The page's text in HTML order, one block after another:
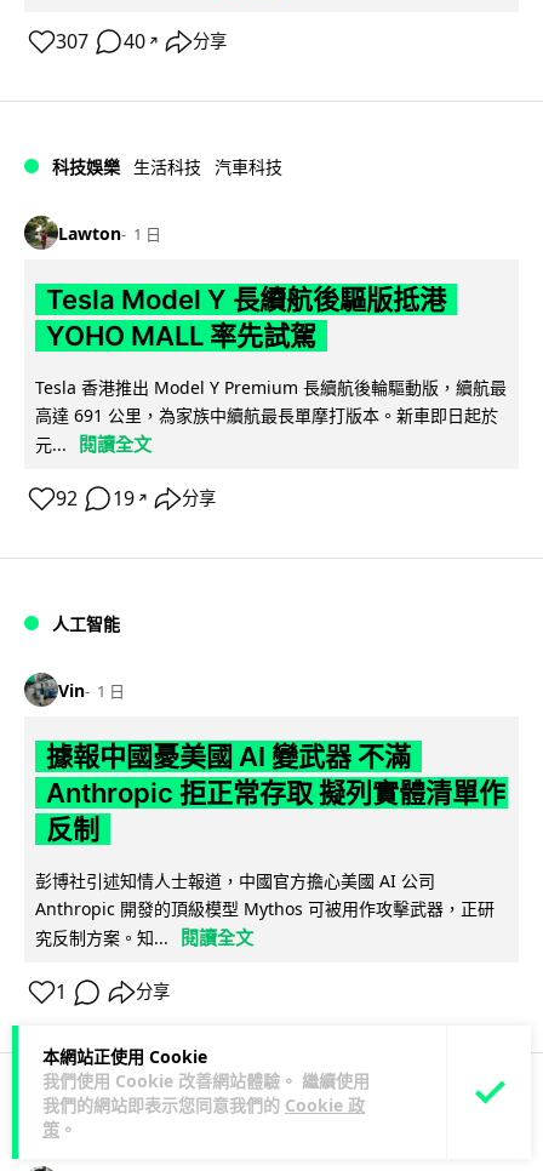
本網站正使用 Cookie
我們使用 Cookie 改善網站體驗。 繼續使用
我們的網站即表示您同意我們的 Cookie 政
策 。
307 40 ↗ 分享
科技娛樂 生活科技 汽車科技
Lawton 1 日
Tesla Model Y 長續航後驅版抵港
YOHO MALL 率先試駕
Tesla 香港推出 Model Y Premium 長續航後輪驅動版，續航最
高達 691 公里，為家族中續航最長單摩打版本。新車即日起於
元...
閱讀全文
92 19 ↗ 分享
人工智能
Vin 1 日
據報中國憂美國 AI 變武器 不滿
Anthropic 拒正常存取 擬列實體清單作
反制
彭博社引述知情人士報道，中國官方擔心美國 AI 公司
Anthropic 開發的頂級模型 Mythos 可被用作攻擊武器，正研
究反制方案。知...
閱讀全文
1 分享
應用軟件 應用軟件